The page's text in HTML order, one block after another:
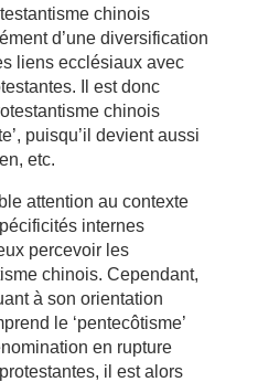
chinois
d’une diversification
liens ecclésiaux avec
Il est donc
chinois
puisqu’il devient aussi
etc.
attention au contexte
internes
percevoir les
chinois. Cependant,
à son orientation
le ‘pentecôtisme’
en rupture
il est alors